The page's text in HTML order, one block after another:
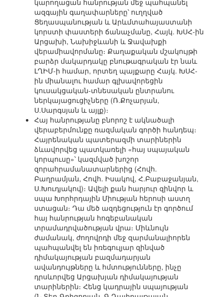
կարողացան հանրության մեջ պահպանել
ազգային գաղափարները՝ ուղղված
Ցեղասպանության և Արևմտահայաստանի
կորստի փաստերի ճանաչմանը, Հայկ. ԽՍՀ-ին
Արցախի, Նախիջևանի և Ջավախքի
վերամիավորմանը։ Քաղաքական մշակույթի
բարձր մակարդակը բնութագրական էր նաև
ԼՂԻՄ-ի համար, որտեղ պայքարը Հայկ. ԽՍՀ-
ին միանալու համար գլխավորեցին
կուսակցական-տնեսական ընտրանու
ներկայացուցիչները (Ռ.Քոչարյան,
Ս.Սարգսյան և այլք)։
Հայ հանրությանը բնորոշ է ակնածալի
վերաբերմունքը ռազմական գործի հանդեպ։
Հայրենական պատերազմի տարիներին
ձևավորվեց պատկառելի «հայ սպայական
կորպուսը»՝ կազմված խոշոր
զորահրամանատարներից (Հովհ.
Բաղրամյան, Հովհ. Իսակով, Հ.Բաբաջանյան,
Ս.Խուդյակով)։ Ավելի քան հարյուր զինվոր և
սպա Խորհրդային Միության հերոսի աստղ
ստացան։ Դա մեծ ազդեցություն էր գործում
հայ հանրության հոգեբանական
տրամադրվածության վրա։ Միևնույն
ժամանակ, ժողովրդի մեջ զարմանալիորեն
պահպանվել են իռեգուլյար զինված
դիմակայության բազմադարյան
ավանդույթները և հմտությունները, ինչը
դրսևորվեց Արցախյան դիմակայության
տարիներին։ Հենց կադրային սպայության